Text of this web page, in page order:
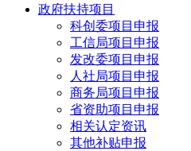
政府扶持项目
科创委项目申报
工信局项目申报
发改委项目申报
人社局项目申报
商务局项目申报
省资助项目申报
相关认定资讯
其他补贴申报